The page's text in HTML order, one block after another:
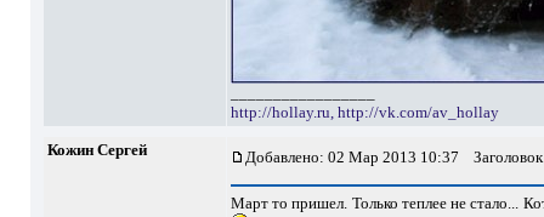
http://hollay.ru, http://vk.com/av_hollay
Кожин Сергей Добавлено: 02 Мар 2013 10:37
Март то пришел. Только теплее не стало...